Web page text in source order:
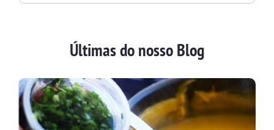
BATIDAS
BEBIDAS E DRINKS
Últimas do nosso Blog